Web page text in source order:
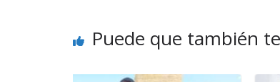
Puede que también